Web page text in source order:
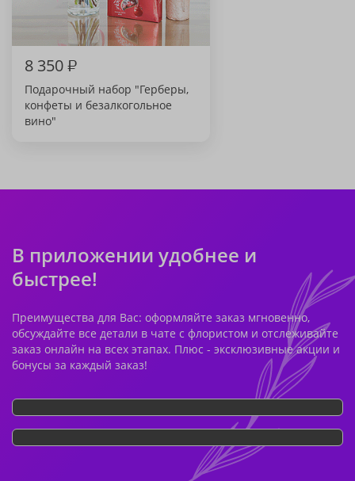
8 350₽
Подарочный набор "Герберы,
конфеты и безалкогольное
вино"
В приложении удобнее и
быстрее!
Преимущества для Вас: оформляйте заказ мгновенно,
обсуждайте все детали в чате с флористом и отслеживайте
заказ онлайн на всех этапах. Плюс - эксклюзивные акции и
бонусы за каждый заказ!